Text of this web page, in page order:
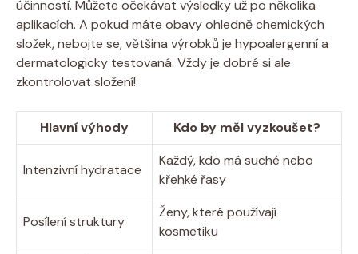
účinností. Můžete očekávat výsledky už po několika
aplikacích. A pokud máte obavy ohledně chemických
složek, nebojte se, většina výrobků je hypoalergenní a
dermatologicky testovaná. Vždy je dobré si ale
zkontrolovat složení!
Hlavní výhody Kdo by měl vyzkoušet?
Intenzivní hydratace
Každý, kdo má suché nebo
křehké řasy
Posílení struktury
Ženy, které používají
kosmetiku